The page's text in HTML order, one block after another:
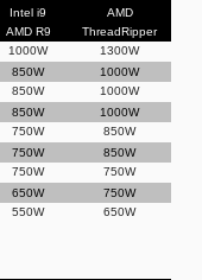
Intel i9
AMD R9
AMD
ThreadRipper
1000W
1300W
850W
1000W
850W
1000W
850W
1000W
750W
850W
750W
850W
750W
750W
650W
750W
550W 650W